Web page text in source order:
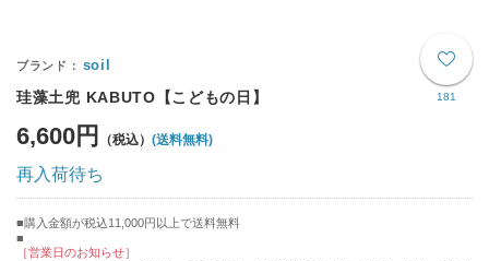
181
soil
珪藻土兜 KABUTO【こどもの日】
6,600円 (送料無料)
再入荷待ち
購入金額が税込11,000円以上で送料無料
［営業日のお知らせ］